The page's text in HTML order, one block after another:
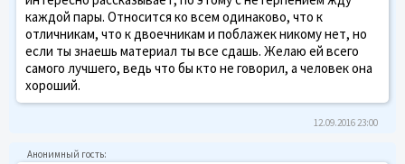
каждой пары. Относится ко всем одинаково, что к
отличникам, что к двоечникам и поблажек никому нет, но
если ты знаешь материал ты все сдашь. Желаю ей всего
самого лучшего, ведь что бы кто не говорил, а человек она
хороший.
12.09.2016 23:00